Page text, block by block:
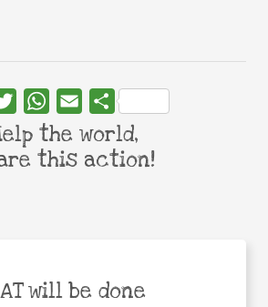
will be done
TwitterWhatsApp
Email Share
the world,
this action!